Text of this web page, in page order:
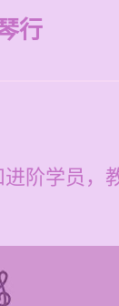
行
阶学员，